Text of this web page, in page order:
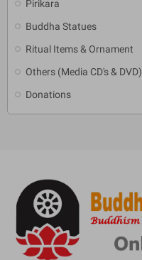
Pirikara
Buddha Statues
Ritual Items & Ornament
Others (Media CD's & DVD)
Donations